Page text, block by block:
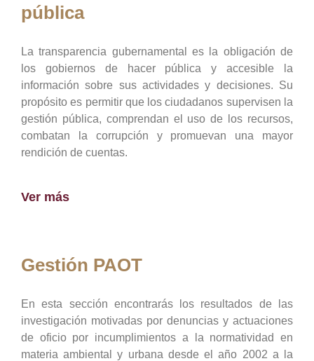
pública
La transparencia gubernamental es la obligación de
los gobiernos de hacer pública y accesible la
información sobre sus actividades y decisiones. Su
propósito es permitir que los ciudadanos supervisen la
gestión pública, comprendan el uso de los recursos,
combatan la corrupción y promuevan una mayor
rendición de cuentas.
Ver más
Gestión PAOT
En esta sección encontrarás los resultados de las
investigación motivadas por denuncias y actuaciones
de oficio por incumplimientos a la normatividad en
materia ambiental y urbana desde el año 2002 a la